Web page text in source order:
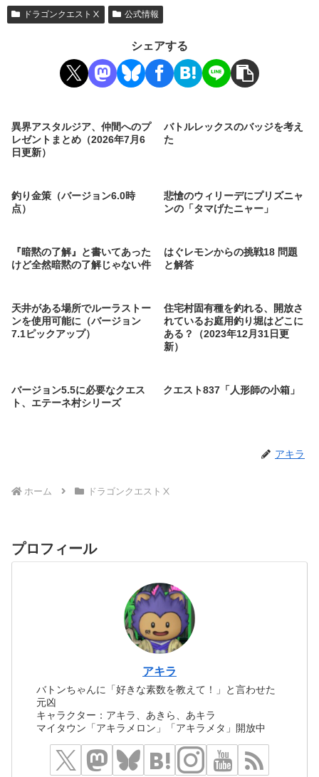
ドラゴンクエストⅩ 公式情報
シェアする
異界アスタルジア、仲間へのプ
レゼントまとめ（2026年7月6
日更新）
バトルレックスのバッジを考え
た
釣り金策（バージョン6.0時
点）
悲愴のウィリーデにプリズニャ
ンの「タマげたニャー」
『暗黙の了解』と書いてあった
けど全然暗黙の了解じゃない件
はぐレモンからの挑戦18 問題
と解答
天井がある場所でルーラストー
ンを使用可能に（バージョン
7.1ピックアップ）
住宅村固有種を釣れる、開放さ
れているお庭用釣り堀はどこに
ある？（2023年12月31日更
新）
バージョン5.5に必要なクエス
ト、エテーネ村シリーズ
クエスト837「人形師の小箱」
アキラ
ホーム ドラゴンクエストⅩ
プロフィール
アキラ
バトンちゃんに「好きな素数を教えて！」と言わせた
元凶
キャラクター：アキラ、あきら、あキラ
マイタウン「アキラメロン」「アキラメタ」開放中